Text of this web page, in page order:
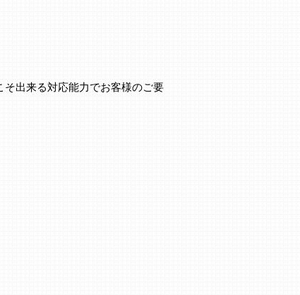
出来る対応能力でお客様のご要